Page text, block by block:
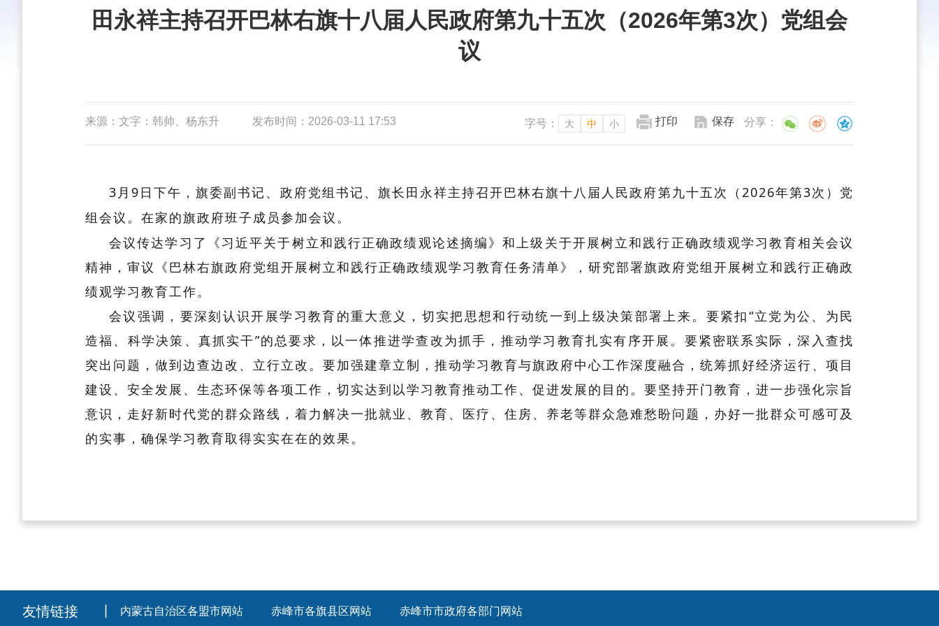
田永祥主持召开巴林右旗十八届人民政府第九十五次（2026年第3次）党组会
议
来源：文字：韩帅、杨东升 发布时间：2026-03-11 17:53 字号： 大 中 小 打印 保存 分享：
3月9日下午，旗委副书记、政府党组书记、旗长田永祥主持召开巴林右旗十八届人民政府第九十五次（2026年第3次）党
组会议。在家的旗政府班子成员参加会议。
会议传达学习了《习近平关于树立和践行正确政绩观论述摘编》和上级关于开展树立和践行正确政绩观学习教育相关会议
精神，审议《巴林右旗政府党组开展树立和践行正确政绩观学习教育任务清单》，研究部署旗政府党组开展树立和践行正确政
绩观学习教育工作。
会议强调，要深刻认识开展学习教育的重大意义，切实把思想和行动统一到上级决策部署上来。要紧扣“立党为公、为民
造福、科学决策、真抓实干”的总要求，以一体推进学查改为抓手，推动学习教育扎实有序开展。要紧密联系实际，深入查找
突出问题，做到边查边改、立行立改。要加强建章立制，推动学习教育与旗政府中心工作深度融合，统筹抓好经济运行、项目
建设、安全发展、生态环保等各项工作，切实达到以学习教育推动工作、促进发展的目的。要坚持开门教育，进一步强化宗旨
意识，走好新时代党的群众路线，着力解决一批就业、教育、医疗、住房、养老等群众急难愁盼问题，办好一批群众可感可及
的实事，确保学习教育取得实实在在的效果。
友情链接